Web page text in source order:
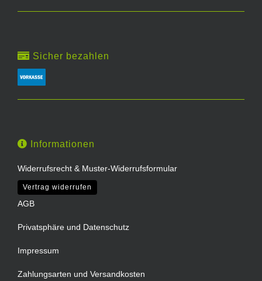
Sicher bezahlen
Informationen
Widerrufsrecht & Muster-Widerrufsformular
Vertrag widerrufen
AGB
Privatsphäre und Datenschutz
Impressum
Zahlungsarten und Versandkosten